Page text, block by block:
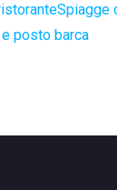
Spiagge
posto barca